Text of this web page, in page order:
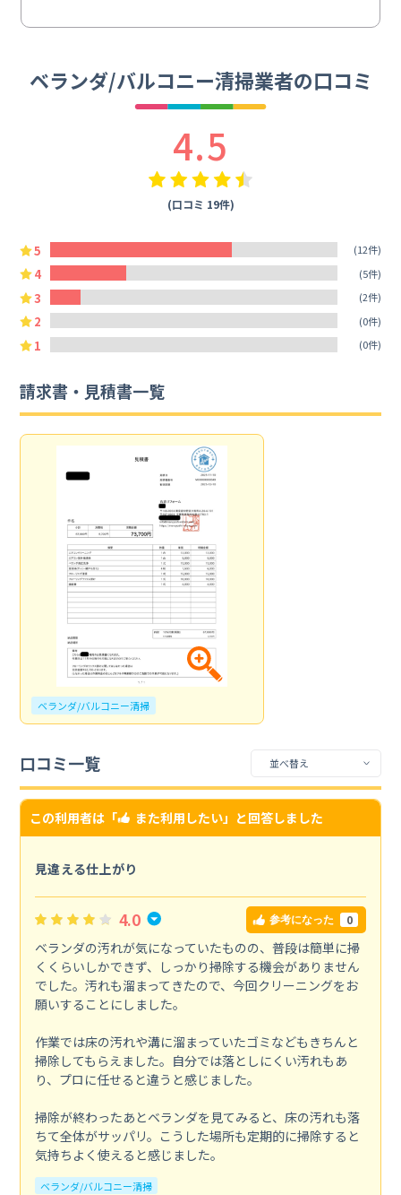
ベランダ/バルコニー清掃業者の口コミ
4.5
(口コミ 19件)
5 (12件)
4 (5件)
3 (2件)
2 (0件)
1 (0件)
請求書・見積書一覧
ベランダ/バルコニー清掃
口コミ一覧
この利用者は「 また利用したい」と回答しました
見違える仕上がり
4.0 参考になった 0
ベランダの汚れが気になっていたものの、普段は簡単に掃
くくらいしかできず、しっかり掃除する機会がありません
でした。汚れも溜まってきたので、今回クリーニングをお
願いすることにしました。
作業では床の汚れや溝に溜まっていたゴミなどもきちんと
掃除してもらえました。自分では落としにくい汚れもあ
り、プロに任せると違うと感じました。
掃除が終わったあとベランダを見てみると、床の汚れも落
ちて全体がサッパリ。こうした場所も定期的に掃除すると
気持ちよく使えると感じました。
ベランダ/バルコニー清掃